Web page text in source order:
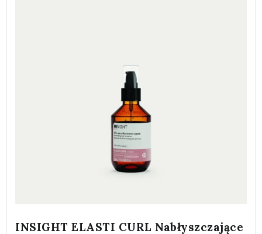
INSIGHT ELASTI CURL Nabłyszczające